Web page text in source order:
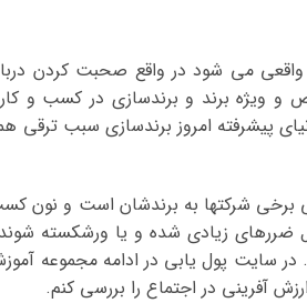
واقعی می شود در واقع صحبت کردن
ویژه برند و برندسازی در کسب و
پیشرفته امروز برندسازی سبب ترقی
برخی شرکتها به برندشان است و نون
ضررهای زیادی شده و یا ورشکسته
سایت پول یابی در ادامه مجموعه
آفرینی در اجتماع را بررسی کنم.